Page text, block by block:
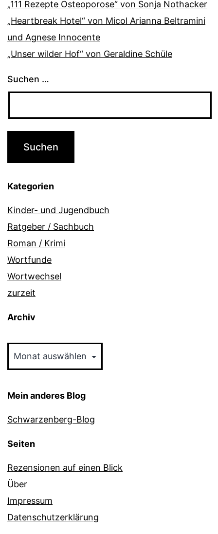
„111 Rezepte Osteoporose“ von Sonja Nothacker
„Heartbreak Hotel“ von Micol Arianna Beltramini
und Agnese Innocente
„Unser wilder Hof“ von Geraldine Schüle
Suchen …
Kategorien
Kinder- und Jugendbuch
Ratgeber / Sachbuch
Roman / Krimi
Wortfunde
Wortwechsel
zurzeit
Archiv
Mein anderes Blog
Schwarzenberg-Blog
Seiten
Rezensionen auf einen Blick
Über
Impressum
Datenschutzerklärung